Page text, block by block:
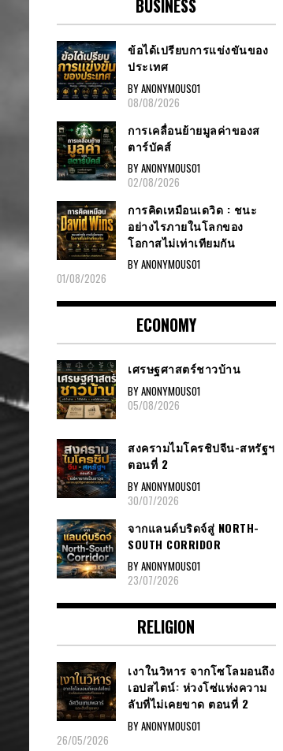
BUSINESS
ข้อได้เปรียบการแข่งขันของ
ประเทศ
BY ANONYMOUS01
08/08/2026
การเคลื่อนย้ายมูลค่าของส
ตาร์บัคส์
BY ANONYMOUS01
02/08/2026
การคิดเหมือนเดวิด : ชนะ
อย่างไรภายในโลกของ
โอกาสไม่เท่าเทียมกัน
BY ANONYMOUS01
01/08/2026
ECONOMY
เศรษฐศาสตร์ชาวบ้าน
BY ANONYMOUS01
05/08/2026
สงครามไมโครชิปจีน-สหรัฐฯ
ตอนที่ 2
BY ANONYMOUS01
30/07/2026
จากแลนด์บริดจ์สู่ NORTH-
SOUTH CORRIDOR
BY ANONYMOUS01
23/07/2026
RELIGION
เงาในวิหาร จากโซโลมอนถึง
เอปสไตน์: ห่วงโซ่แห่งความ
ลับที่ไม่เคยขาด ตอนที่ 2
BY ANONYMOUS01
26/05/2026